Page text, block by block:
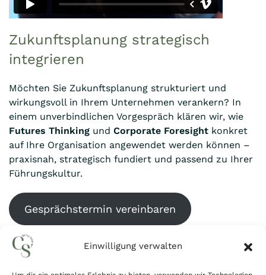
Einwilligung verwalten
Zukunftsplanung strategisch
integrieren
Möchten Sie Zukunftsplanung strukturiert und
wirkungsvoll in Ihrem Unternehmen verankern? In
einem unverbindlichen Vorgespräch klären wir, wie
Futures Thinking und Corporate Foresight konkret
auf Ihre Organisation angewendet werden können –
praxisnah, strategisch fundiert und passend zu Ihrer
Führungskultur.
Gesprächstermin vereinbaren
E-Mail schreiben